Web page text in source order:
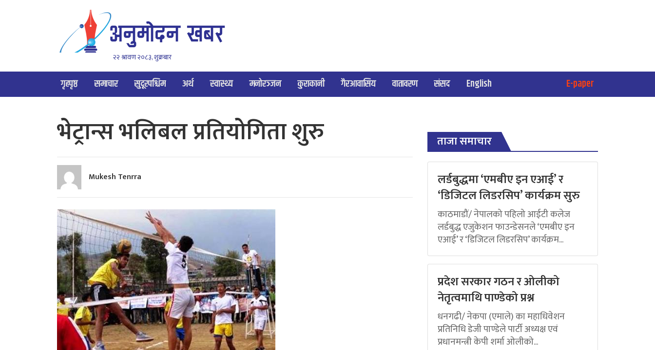
२२ श्रावण २०८३, शुक्रबार
गृहपृष्ठ समाचार सुदूरपश्चिम अर्थ स्वास्थ्य मनोरञ्जन कुराकानी गैरआवासिय वातावरण संसद English E-paper
भेट्रान्स भलिबल प्रतियोगिता शुरु
Mukesh Tenrra
ताजा समाचार
लर्डबुद्धमा ‘एमबीए इन एआई’ र
‘डिजिटल लिडरसिप’ कार्यक्रम सुरु
काठमाडौं/ नेपालको पहिलो आईटी कलेज
लर्डबुद्ध एजुकेशन फाउन्डेसनले ‘एमबीए इन
एआई’ र ‘डिजिटल लिडरसिप’ कार्यक्रम...
प्रदेश सरकार गठन र ओलीको
नेतृत्वमाथि पाण्डेको प्रश्न
धनगढी/ नेकपा (एमाले) का महाधिवेशन
प्रतिनिधि डेजी पाण्डेले पार्टी अध्यक्ष एवं
प्रधानमन्त्री केपी शर्मा ओलीको...